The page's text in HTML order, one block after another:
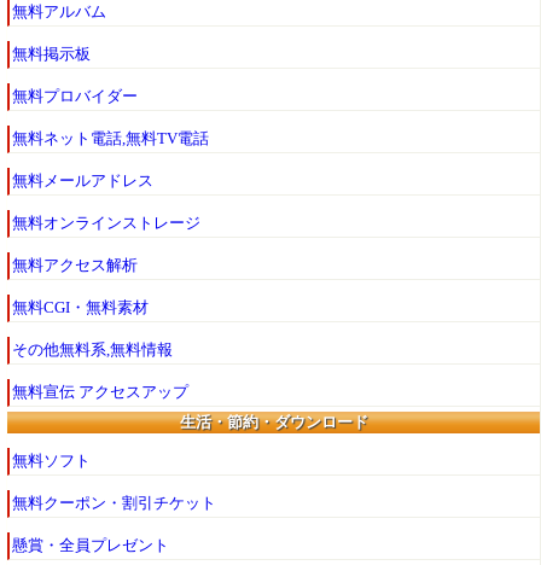
無料アルバム
無料掲示板
無料プロバイダー
無料ネット電話,無料TV電話
無料メールアドレス
無料オンラインストレージ
無料アクセス解析
無料CGI・無料素材
その他無料系,無料情報
無料宣伝 アクセスアップ
生活・節約・ダウンロード
無料ソフト
無料クーポン・割引チケット
懸賞・全員プレゼント